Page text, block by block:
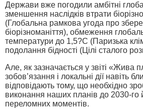
Держави вже погодили амбітні
зменшення наслідків втрати
(Глобальна рамкова угода про
біорізноманіття), обмеження
температури до 1,5?C (Паризька
подолання бідності (Цілі сталого
Але, як зазначається у звіті «Жива
зобов’язання і локальні дії навіть
відповідають тому, що необхідно
виконання наших планів до 2030-го
переломних моментів.